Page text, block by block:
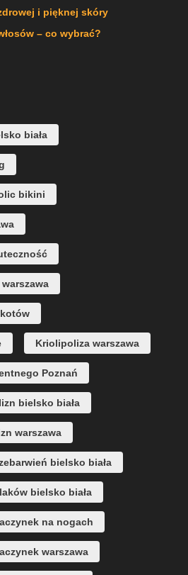
i pięknej skóry
– co wybrać?
biała
bikini
Kriolipoliza warszawa
Poznań
bielsko biała
warszawa
bielsko biała
bielsko biała
na nogach
warszawa